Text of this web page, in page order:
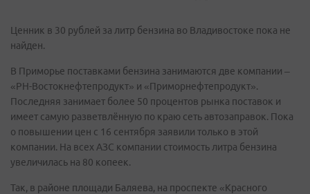
Ценник в 30 рублей за литр бензина во Владивостоке пока не
найден.
В Приморье поставками бензина занимаются две компании –
«РН-Востокнефтепродукт» и «Приморнефтепродукт».
Последняя занимает более 50 процентов рынка поставок и
имеет самую разветвлённую по краю сеть автозаправок. Пока
о повышении цен с 16 сентября заявили только в этой
компании. На всех АЗС компании стоимость литра бензина
увеличилась на 80 копеек.
Так, в районе площади Баляева, на проспекте «Красного